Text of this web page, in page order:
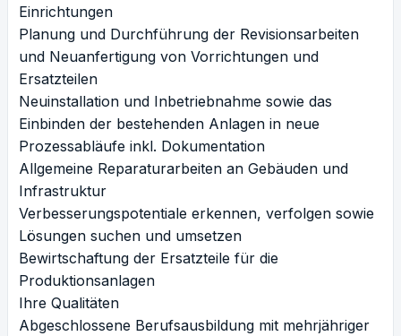
Einrichtungen
Planung und Durchführung der Revisionsarbeiten
und Neuanfertigung von Vorrichtungen und
Ersatzteilen
Neuinstallation und Inbetriebnahme sowie das
Einbinden der bestehenden Anlagen in neue
Prozessabläufe inkl. Dokumentation
Allgemeine Reparaturarbeiten an Gebäuden und
Infrastruktur
Verbesserungspotentiale erkennen, verfolgen sowie
Lösungen suchen und umsetzen
Bewirtschaftung der Ersatzteile für die
Produktionsanlagen
Ihre Qualitäten
Abgeschlossene Berufsausbildung mit mehrjähriger